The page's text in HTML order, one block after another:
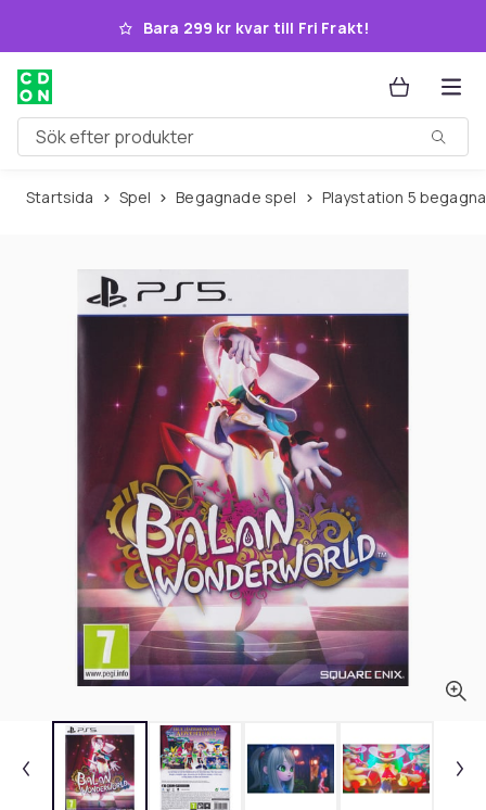
Hoppa till huvudinnehållet
Bara 299 kr kvar till Fri Frakt!
Sök efter produkter
Startsida Spel Begagnade spel Playstation 5